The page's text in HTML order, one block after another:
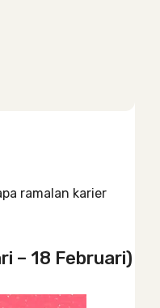
ramalan karier
– 18 Februari)